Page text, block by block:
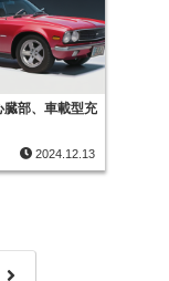
臓部、車載型充
2024.12.13
次